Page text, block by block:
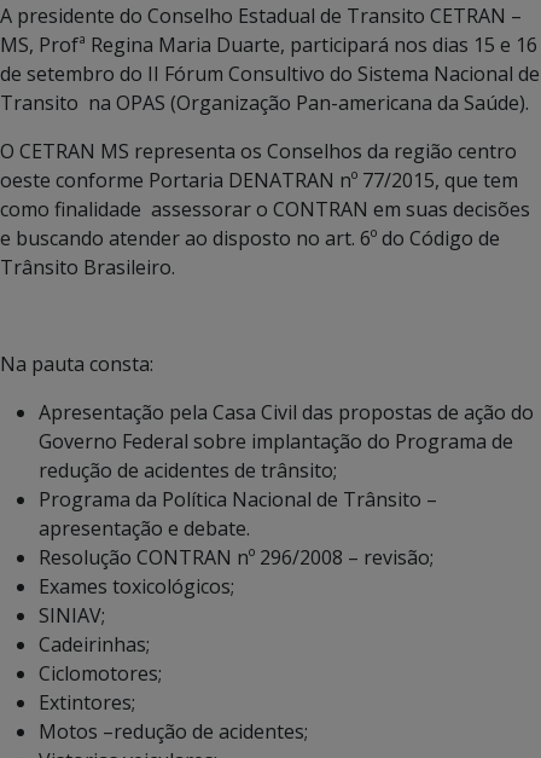
A presidente do Conselho Estadual de Transito CETRAN –
MS, Profª Regina Maria Duarte, participará nos dias 15 e 16
de setembro do II Fórum Consultivo do Sistema Nacional de
Transito na OPAS (Organização Pan-americana da Saúde).
O CETRAN MS representa os Conselhos da região centro
oeste conforme Portaria DENATRAN nº 77/2015, que tem
como finalidade assessorar o CONTRAN em suas decisões
e buscando atender ao disposto no art. 6º do Código de
Trânsito Brasileiro.
Na pauta consta:
Apresentação pela Casa Civil das propostas de ação do
Governo Federal sobre implantação do Programa de
redução de acidentes de trânsito;
Programa da Política Nacional de Trânsito –
apresentação e debate.
Resolução CONTRAN nº 296/2008 – revisão;
Exames toxicológicos;
SINIAV;
Cadeirinhas;
Ciclomotores;
Extintores;
Motos –redução de acidentes;